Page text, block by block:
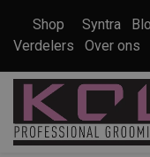
Shop Syntra
Verdelers
Over ons